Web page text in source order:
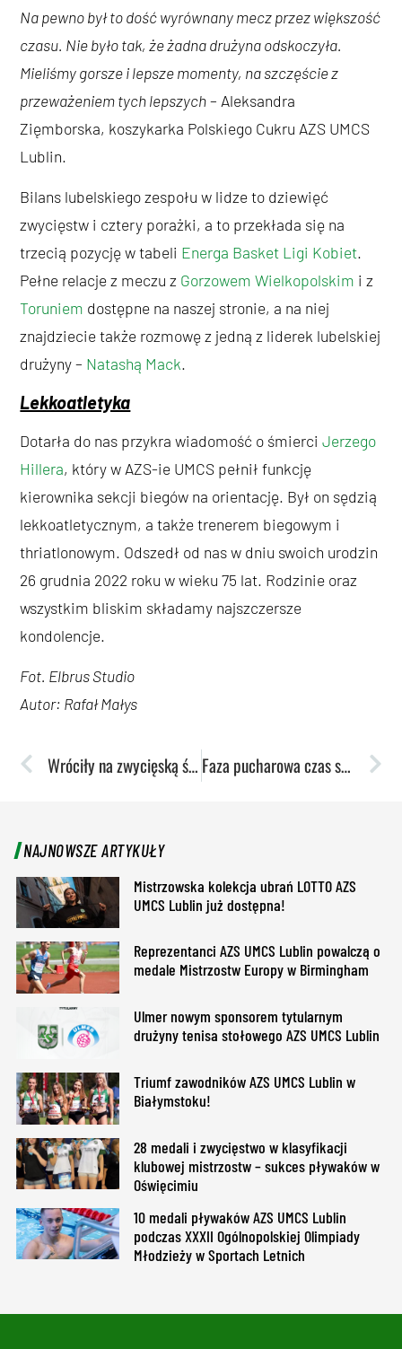
Na pewno był to dość wyrównany mecz przez większość
czasu. Nie było tak, że żadna drużyna odskoczyła.
Mieliśmy gorsze i lepsze momenty, na szczęście z
przeważeniem tych lepszych– Aleksandra
Zięmborska, koszykarka Polskiego Cukru AZS UMCS
Lublin.
Bilans lubelskiego zespołu w lidze to dziewięć
zwycięstw i cztery porażki, a to przekłada się na
trzecią pozycję w tabeli Energa Basket Ligi Kobiet.
Pełne relacje z meczu z Gorzowem Wielkopolskim i z
Toruniem dostępne na naszej stronie, a na niej
znajdziecie także rozmowę z jedną z liderek lubelskiej
drużyny – Natashą Mack.
Lekkoatletyka
Dotarła do nas przykra wiadomość o śmierciJerzego
Hillera, który w AZS-ie UMCS pełnił funkcję
kierownika sekcji biegów na orientację. Był on sędzią
lekkoatletycznym, a także trenerem biegowym i
thriatlonowym. Odszedł od nas w dniu swoich urodzin
26 grudnia 2022 roku w wieku 75 lat. Rodzinie oraz
wszystkim bliskim składamy najszczersze
kondolencje.
Fot. Elbrus Studio
Autor: Rafał Małys
Wróciły na zwycięską ścieżkę. Toruń pokonany! Faza pucharowa czas start! Koszykarki zagrają we Fryburgu
NAJNOWSZE ARTYKUŁY
Mistrzowska kolekcja ubrań LOTTO AZS
UMCS Lublin już dostępna!
Reprezentanci AZS UMCS Lublin powalczą o
medale Mistrzostw Europy w Birmingham
Ulmer nowym sponsorem tytularnym
drużyny tenisa stołowego AZS UMCS Lublin
Triumf zawodników AZS UMCS Lublin w
Białymstoku!
28 medali i zwycięstwo w klasyfikacji
klubowej mistrzostw – sukces pływaków w
Oświęcimiu
10 medali pływaków AZS UMCS Lublin
podczas XXXII Ogólnopolskiej Olimpiady
Młodzieży w Sportach Letnich